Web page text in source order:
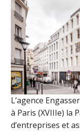
L’agence
à Paris (XVIIIe) la
d’entreprises et